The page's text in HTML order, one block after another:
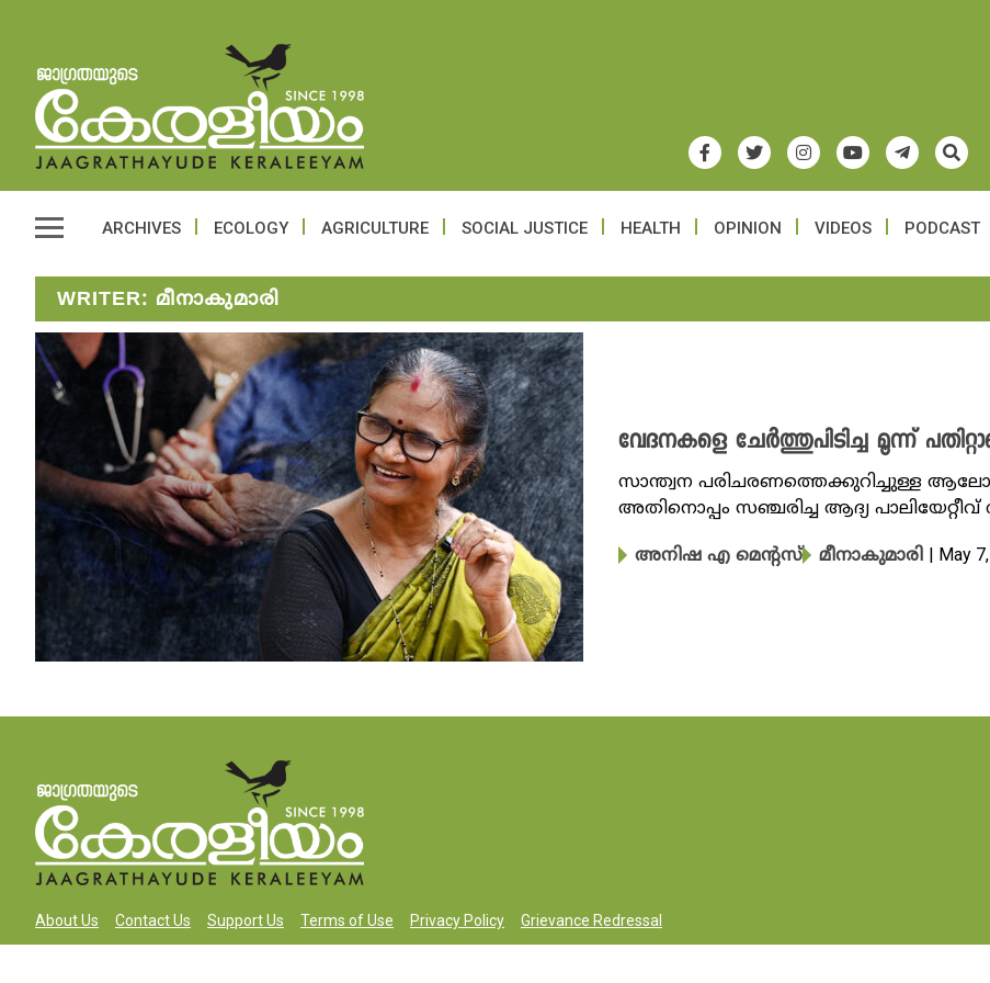
ARCHIVES ECOLOGY AGRICULTURE SOCIAL JUSTICE HEALTH OPINION VIDEOS PODCAST
WRITER: മീനാകുമാരി
വേദനകളെ ചേർത്തുപിടിച്ച മൂന്ന്
സാന്ത്വന പരിചരണത്തെക്കുറിച്ചുള്ള
അതിനൊപ്പം സഞ്ചരിച്ച ആദ്യ
അനിഷ എ മെന്റസ് മീനാകുമാരി | May
About Us Contact Us Support Us Terms of Use Privacy Policy Grievance Redressal